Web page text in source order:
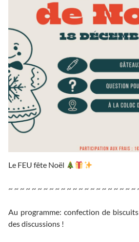
Le FEU fête Noël
~ ~ ~ ~ ~ ~ ~ ~ ~ ~ ~ ~ ~ ~ ~ ~ ~ ~ ~ ~ ~ ~
Au programme: confection de
des discussions !